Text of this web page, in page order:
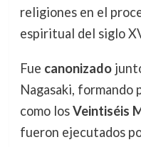
religiones en el
espiritual del siglo
Fue canonizado
Nagasaki, formando
como losVeintiséis
fueron ejecutados